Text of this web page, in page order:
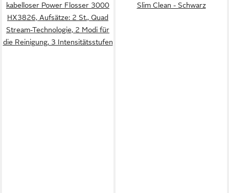
kabelloser Power Flosser 3000
HX3826, Aufsätze: 2 St., Quad
Stream-Technologie, 2 Modi für
die Reinigung, 3 Intensitätsstufen
Slim Clean - Schwarz